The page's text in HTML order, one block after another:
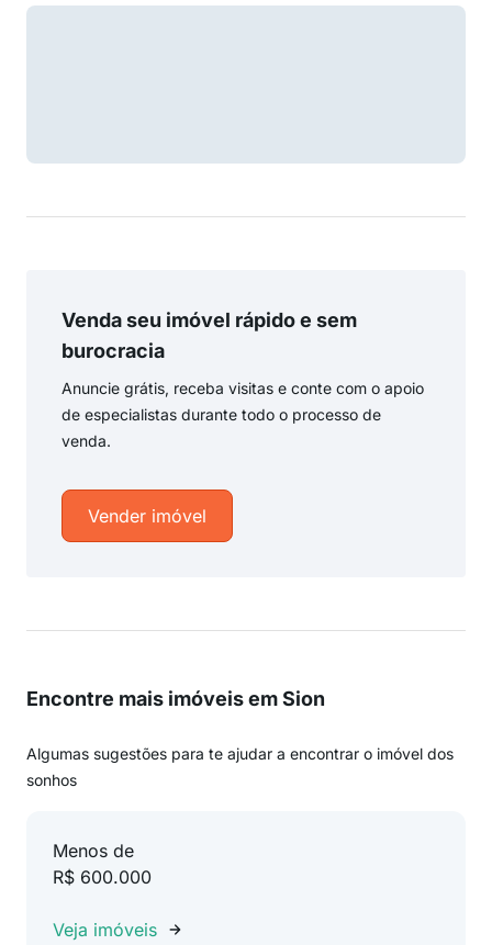
Venda seu imóvel rápido e sem
burocracia
Anuncie grátis, receba visitas e conte com o apoio
de especialistas durante todo o processo de
venda.
Vender imóvel
Encontre mais imóveis em Sion
Algumas sugestões para te ajudar a encontrar o imóvel dos
sonhos
Menos de
R$ 600.000
Veja imóveis